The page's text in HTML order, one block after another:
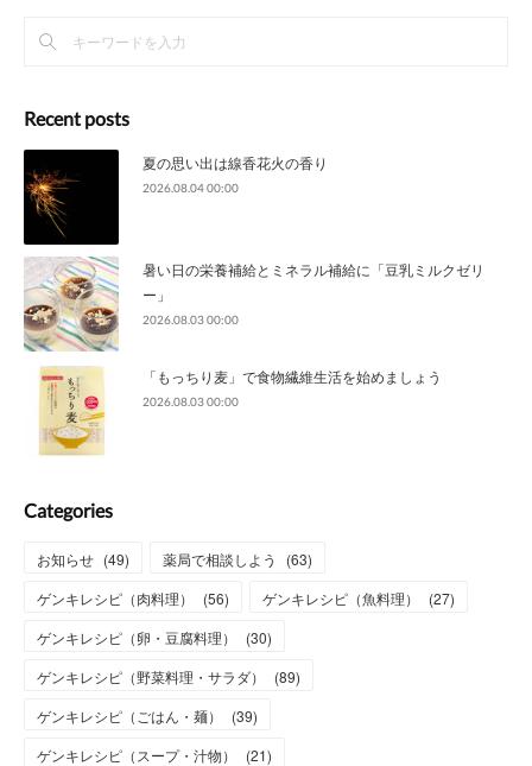
Recent posts
夏の思い出は線香花火の香り
2026.08.04 00:00
暑い日の栄養補給とミネラル補給に「豆乳ミルクゼリ
ー」
2026.08.03 00:00
「もっちり麦」で食物繊維生活を始めましょう
2026.08.03 00:00
Categories
お知らせ (49) 薬局で相談しよう (63)
ゲンキレシピ（肉料理）
(56) ゲンキレシピ（魚料理） (27)
ゲンキレシピ（卵・豆腐料理）
(30)
ゲンキレシピ（野菜料理・サラダ）
(89)
ゲンキレシピ（ごはん・麺）
(39)
ゲンキレシピ（スープ・汁物）
(21)